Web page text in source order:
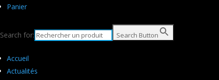
Panier
Search for: Search Button
Accueil
Actualités